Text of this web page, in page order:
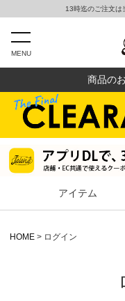
13時迄のご注文
MENU
商品の
アイテム
HOME ログイン